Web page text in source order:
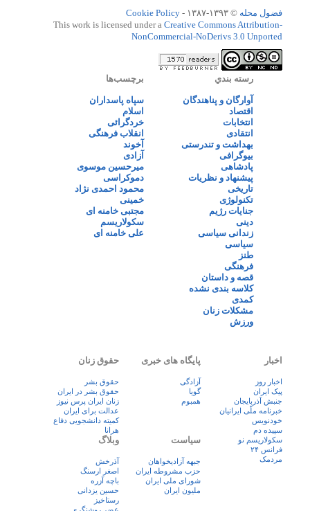
فضول محله © ۱۳۹۳-۱۳۸۷ -
Cookie Policy
This work is licensed under a Creative Commons Attribution-
NonCommercial-NoDerivs 3.0 Unported
رسته بندي
آوارگان و پناهندگان
اقتصاد
انتخابات
انتقادی
بهداشت و تندرستی
بیوگرافی
پادشاهی
پیشنهاد و نظریات
تاریخی
تکنولوژی
جنایات رژیم
دینی
زندانی سیاسی
سیاسی
طنز
فرهنگی
قصه و داستان
کلاسه بندی نشده
کمدی
مشکلات زنان
ورزش
برچسب‌ها
سپاه پاسداران
اسلام
خردگرائی
انقلاب فرهنگی
آخوند
آزادی
میرحسین موسوی
دموکراسی
محمود احمدی نژاد
خمینی
مجتبی خامنه ای
سکولاریسم
علی خامنه ای
اخبار
اخبار روز
پيک ايران
جنبش آذربایجان
خبرنامه ملّی ایرانیان
خودنویس
سپیده دم
سکولاریسم نو
فرانس ۲۴
مردمک
پایگاه های خبری
آزادگی
گویا
همبوم
حقوق زنان
حقوق بشر
حقوق بشر در ایران
زنان ايران پرس نيوز
عدالت برای ایران
کمیته دانشجویی دفاع
هرانا
سیاست
جبهه آزادیخواهان
حزب مشروطه ایران
شورای ملی ایران
ملیون ایران
وبلاگ
آذرخش
اصغر ارسنگ
باچه آزره
حسین یزدانی
رستاخیز